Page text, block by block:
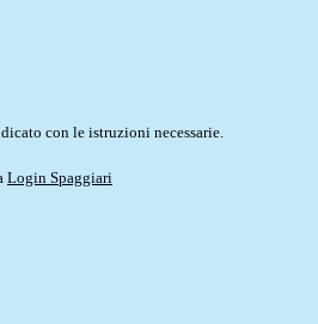
con le istruzioni necessarie.
Login Spaggiari